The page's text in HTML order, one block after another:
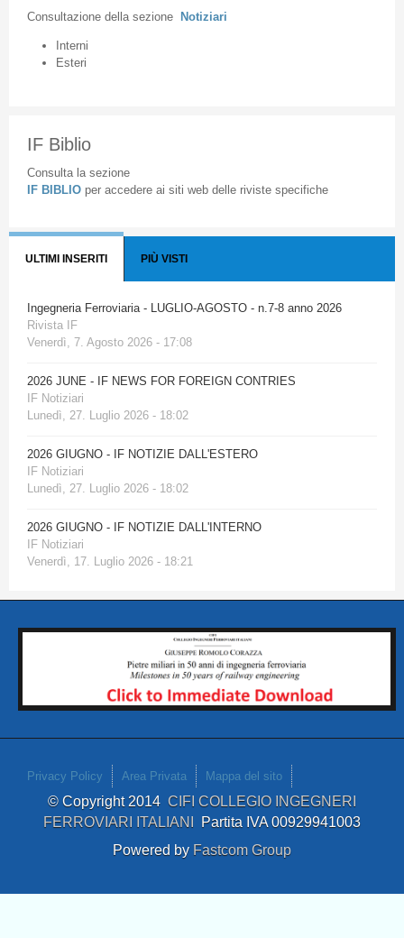
Consultazione della sezione Notiziari
Interni
Esteri
IF Biblio
Consulta la sezione
IF BIBLIO per accedere ai siti web delle riviste specifiche
ULTIMI INSERITI PIÙ VISTI
Ingegneria Ferroviaria - LUGLIO-AGOSTO - n.7-8 anno 2026
Rivista IF
Venerdì, 7. Agosto 2026 - 17:08
2026 JUNE - IF NEWS FOR FOREIGN CONTRIES
IF Notiziari
Lunedì, 27. Luglio 2026 - 18:02
2026 GIUGNO - IF NOTIZIE DALL'ESTERO
IF Notiziari
Lunedì, 27. Luglio 2026 - 18:02
2026 GIUGNO - IF NOTIZIE DALL'INTERNO
IF Notiziari
Venerdì, 17. Luglio 2026 - 18:21
Privacy Policy Area Privata Mappa del sito
© Copyright 2014 CIFI COLLEGIO INGEGNERI
FERROVIARI ITALIANI Partita IVA 00929941003
Powered by Fastcom Group